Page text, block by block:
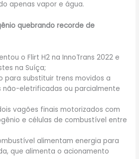
apenas vapor e água.
quebrando recorde de
o Flirt H2 na InnoTrans 2022 e
na Suíça;
para substituir trens movidos a
não-eletrificadas ou parcialmente
vagões finais motorizados com
e células de combustível entre
alimentam energia para
que alimenta o acionamento